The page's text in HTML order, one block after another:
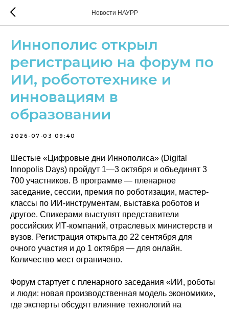
Новости НАУРР
Иннополис открыл
регистрацию на форум по
ИИ, робототехнике и
инновациям в
образовании
2026-07-03 09:40
Шестые «Цифровые дни Иннополиса» (Digital
Innopolis Days) пройдут 1—3 октября и объединят 3
700 участников. В программе — пленарное
заседание, сессии, премия по роботизации, мастер-
классы по ИИ-инструментам, выставка роботов и
другое. Спикерами выступят представители
российских ИТ-компаний, отраслевых министерств и
вузов. Регистрация открыта до 22 сентября для
очного участия и до 1 октября — для онлайн.
Количество мест ограничено.
Форум стартует с пленарного заседания «ИИ, роботы
и люди: новая производственная модель экономики»,
где эксперты обсудят влияние технологий на